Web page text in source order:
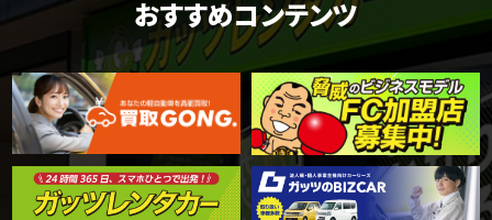
おすすめコンテンツ